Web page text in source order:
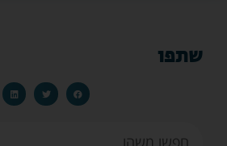
שתפו